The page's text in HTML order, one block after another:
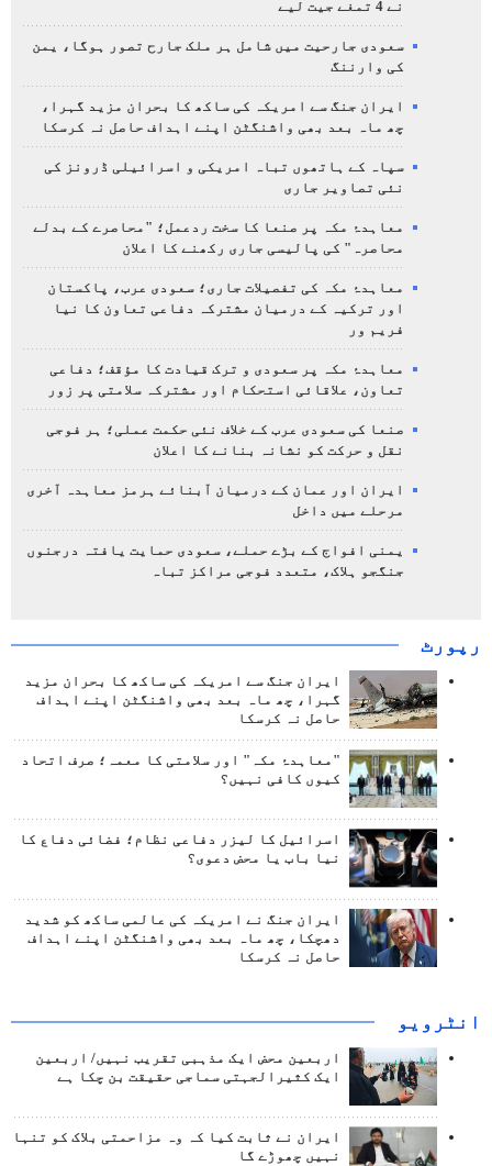
نے 4 تمغے جیت لیے
سعودی جارحیت میں شامل ہر ملک جارح تصور ہوگا، یمن
کی وارننگ
ایران جنگ سے امریکہ کی ساکھ کا بحران مزید گہرا،
چھ ماہ بعد بھی واشنگٹن اپنے اہداف حاصل نہ کرسکا
سپاہ کے ہاتھوں تباہ امریکی و اسرائیلی ڈرونز کی
نئی تصاویر جاری
معاہدۂ مکہ پر صنعا کا سخت ردعمل؛ "محاصرے کے بدلے
محاصرہ" کی پالیسی جاری رکھنے کا اعلان
معاہدۂ مکہ کی تفصیلات جاری؛ سعودی عرب، پاکستان
اور ترکیہ کے درمیان مشترکہ دفاعی تعاون کا نیا
فریم ور
معاہدۂ مکہ پر سعودی و ترک قیادت کا مؤقف؛ دفاعی
تعاون، علاقائی استحکام اور مشترکہ سلامتی پر زور
صنعا کی سعودی عرب کے خلاف نئی حکمت عملی؛ ہر فوجی
نقل و حرکت کو نشانہ بنانے کا اعلان
ایران اور عمان کے درمیان آبنائے ہرمز معاہدہ آخری
مرحلے میں داخل
یمنی افواج کے بڑے حملے، سعودی حمایت یافتہ درجنوں
جنگجو ہلاک، متعدد فوجی مراکز تباہ
رپورٹ
ایران جنگ سے امریکہ کی ساکھ کا بحران مزید
گہرا، چھ ماہ بعد بھی واشنگٹن اپنے اہداف
حاصل نہ کرسکا
"معاہدۂ مکہ" اور سلامتی کا معمہ؛ صرف اتحاد
کیوں کافی نہیں؟
اسرائیل کا لیزر دفاعی نظام؛ فضائی دفاع کا
نیا باب یا محض دعوی؟
ایران جنگ نے امریکہ کی عالمی ساکھ کو شدید
دھچکا، چھ ماہ بعد بھی واشنگٹن اپنے اہداف
حاصل نہ کرسکا
انٹرويو
اربعین محض ایک مذہبی تقریب نہیں/ اربعین
ایک کثیرالجہتی سماجی حقیقت بن چکا ہے
ایران نے ثابت کیا کہ وہ مزاحمتی بلاک کو تنہا
نہیں چھوڑے گا